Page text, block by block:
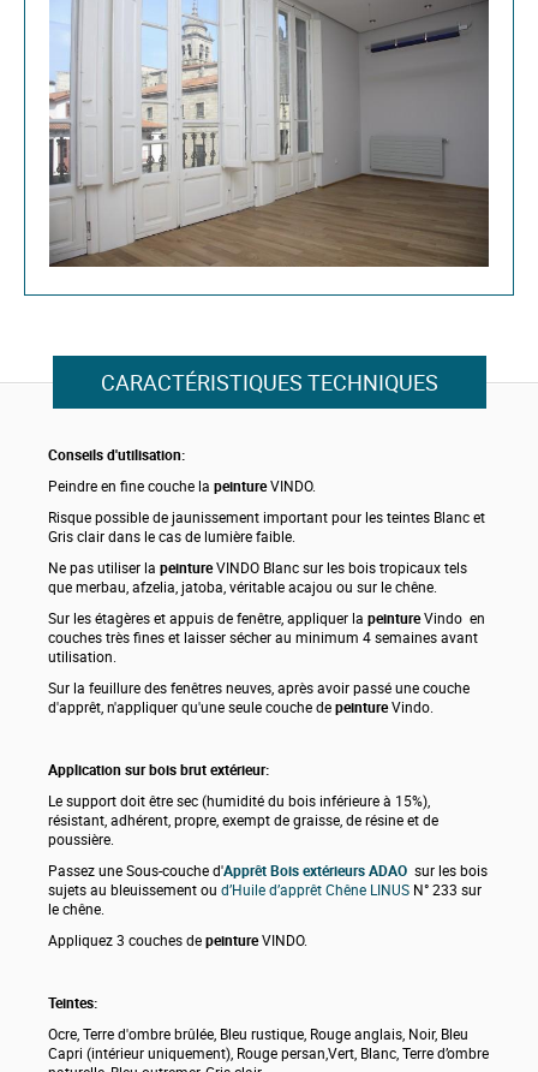
CARACTÉRISTIQUES TECHNIQUES
Conseils d'utilisation:
Peindre en fine couche la peintureVINDO.
Risque possible de jaunissement important pour les teintes Blanc et
Gris clair dans le cas de lumière faible.
Ne pas utiliser la peintureVINDO Blanc sur les bois tropicaux tels
que merbau, afzelia, jatoba, véritable acajou ou sur le chêne.
Sur les étagères et appuis de fenêtre, appliquer la peintureVindo en
couches très fines et laisser sécher au minimum 4 semaines avant
utilisation.
Sur la feuillure des fenêtres neuves, après avoir passé une couche
d'apprêt, n'appliquer qu'une seule couche depeintureVindo.
Application sur bois brut extérieur:
Le support doit être sec (humidité du bois inférieure à 15%),
résistant, adhérent, propre, exempt de graisse, de résine et de
poussière.
Passez une Sous-couche d'Apprêt Bois extérieurs ADAO sur les bois
sujets au bleuissement ou d’Huile d’apprêt Chêne LINUS N° 233 sur
le chêne.
Appliquez 3 couches depeintureVINDO.
Teintes:
Ocre, Terre d'ombre brûlée, Bleu rustique, Rouge anglais, Noir, Bleu
Capri (intérieur uniquement), Rouge persan,Vert, Blanc, Terre d’ombre